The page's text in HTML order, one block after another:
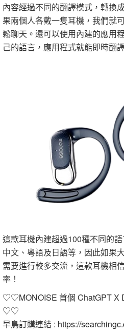
內容經過不同的翻譯模式，轉換
果兩個人各戴一隻耳機，我們就
鬆聊天。還可以使用內建的應用
己的語言，應用程式就能即時翻
這款耳機內建超過100種不同的
中文、粵語及日語等，因此如果
需要進行較多交流，這款耳機相
率！
♡‎♡MONOISE 首個 ChatGPT X
♡‎♡‎
早鳥訂購連結 : https://